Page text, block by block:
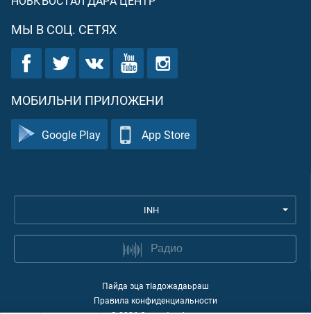
МЫ В СОЦ. СЕТЯХ
МОБИЛЬНИ ПРИЛОЖЕНИ
Google Play App Store
INH
Радио
Пайда эца тIадожадаьраш
Правила конфиденциальности